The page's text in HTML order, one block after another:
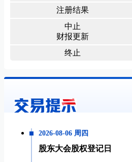
注册结果
中止
财报更新
终止
2026-08-06 周四
股东大会股权登记日